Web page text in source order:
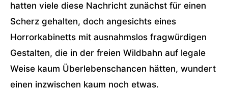
hatten viele diese Nachricht zunächst für einen
Scherz gehalten, doch angesichts eines
Horrorkabinetts mit ausnahmslos fragwürdigen
Gestalten, die in der freien Wildbahn auf legale
Weise kaum Überlebenschancen hätten, wundert
einen inzwischen kaum noch etwas.